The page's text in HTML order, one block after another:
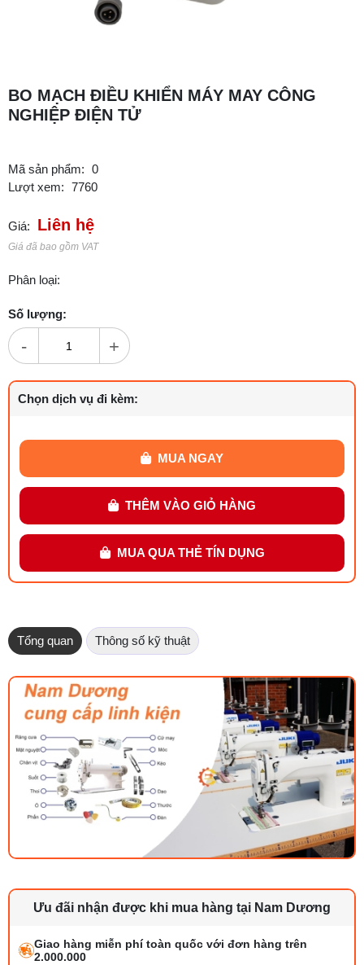
BO MẠCH ĐIỀU KHIỂN MÁY MAY CÔNG
NGHIỆP ĐIỆN TỬ
Mã sản phẩm: 0
Lượt xem: 7760
Giá: Liên hệ
Giá đã bao gồm VAT
Phân loại:
Số lượng:
- +
Chọn dịch vụ đi kèm:
MUA NGAY
THÊM VÀO GIỎ HÀNG
MUA QUA THẺ TÍN DỤNG
Tổng quan Thông số kỹ thuật
Ưu đãi nhận được khi mua hàng tại Nam Dương
Giao hàng miễn phí toàn quốc với đơn hàng trên
2.000.000